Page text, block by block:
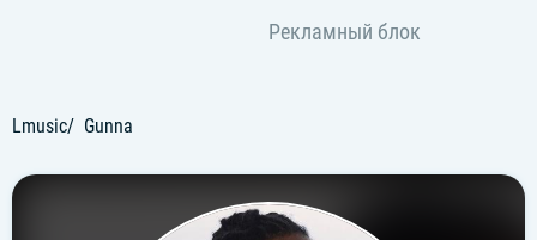
Lmusic Gunna